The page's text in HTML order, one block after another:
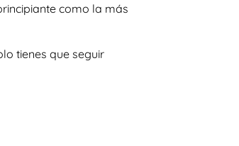
como la más
tienes que seguir